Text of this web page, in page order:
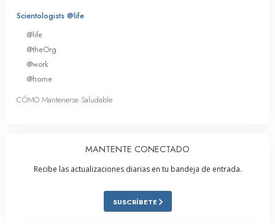
Scientologists @life
@life
@theOrg
@work
@home
CÓMO Mantenerse Saludable
MANTENTE CONECTADO
Recibe las actualizaciones diarias en tu bandeja de entrada.
SUSCRÍBETE